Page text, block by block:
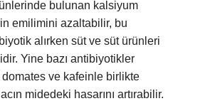
bulunan kalsiyum
emilimini azaltabilir, bu
alırken süt ve süt ürünleri
Yine bazı antibiyotikler
ve kafeinle birlikte
midedeki hasarını artırabilir.